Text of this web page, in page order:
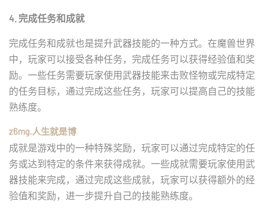
4. 完成任务和成就
完成任务和成就也是提升武器技能的一种方式。在魔兽世界
中，玩家可以接受各种任务，完成任务可以获得经验值和奖
励。一些任务需要玩家使用武器技能来击败怪物或完成特定
的任务目标，通过完成这些任务，玩家可以提高自己的技能
熟练度。
z6mg.人生就是博
成就是游戏中的一种特殊奖励，玩家可以通过完成特定的任
务或达到特定的条件来获得成就。一些成就需要玩家使用武
器技能来完成，通过完成这些成就，玩家可以获得额外的经
验值和奖励，进一步提升自己的技能熟练度。